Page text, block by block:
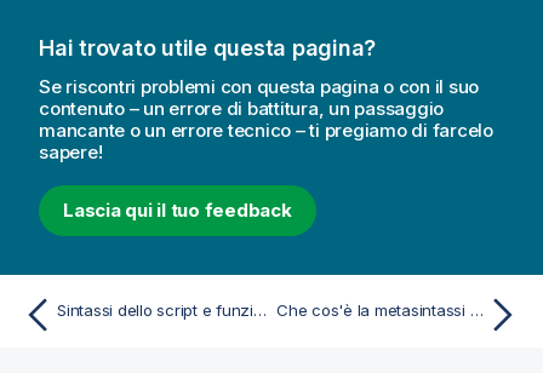
Hai trovato utile questa pagina?
Se riscontri problemi con questa pagina o con il suo
contenuto – un errore di battitura, un passaggio
mancante o un errore tecnico – ti pregiamo di farcelo
sapere!
Lascia qui il tuo feedback
Sintassi dello script e funzioni grafiche Che cos'è la metasintassi Backus-Naur Form?